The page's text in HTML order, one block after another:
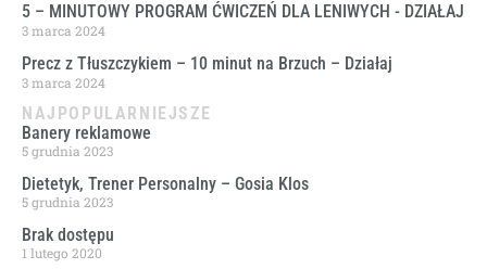
5 – MINUTOWY PROGRAM ĆWICZEŃ DLA LENIWYCH ​- DZIAŁAJ
3 marca 2024
Precz z Tłuszczykiem – 10 minut na Brzuch – Działaj
3 marca 2024
NAJPOPULARNIEJSZE
Banery reklamowe
5 grudnia 2023
Dietetyk, Trener Personalny – Gosia Klos
5 grudnia 2023
Brak dostępu
1 lutego 2020